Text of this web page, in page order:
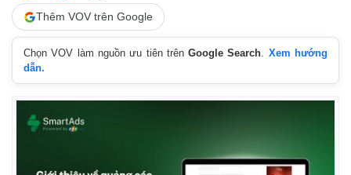
Pháp luật
Vụ án
Tin nóng
Tư vấn luật
Vũ khí
Thêm VOV trên Google
Chọn VOV làm nguồn ưu tiên trênGoogle Search. Xem hướng
dẫn.